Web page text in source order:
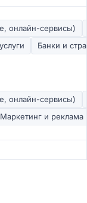
онлайн-сервисы)
Банки и
онлайн-сервисы)
Маркетинг и реклама